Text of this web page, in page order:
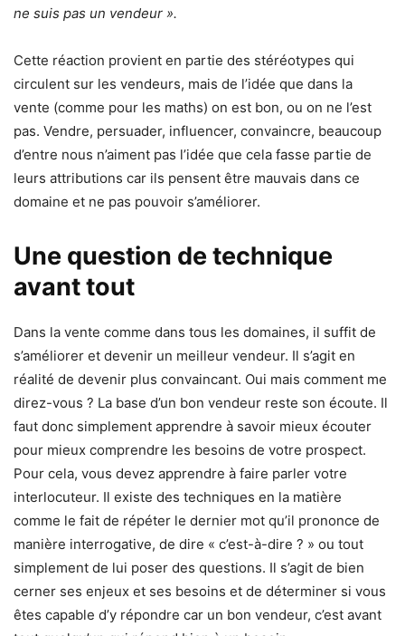
ne suis pas un vendeur ».
Cette réaction provient en partie des stéréotypes qui
circulent sur les vendeurs, mais de l’idée que dans la
vente (comme pour les maths) on est bon, ou on ne l’est
pas. Vendre, persuader, influencer, convaincre, beaucoup
d’entre nous n’aiment pas l’idée que cela fasse partie de
leurs attributions car ils pensent être mauvais dans ce
domaine et ne pas pouvoir s’améliorer.
Une question de technique
avant tout
Dans la vente comme dans tous les domaines, il suffit de
s’améliorer et devenir un meilleur vendeur. Il s’agit en
réalité de devenir plus convaincant. Oui mais comment me
direz-vous ? La base d’un bon vendeur reste son écoute. Il
faut donc simplement apprendre à savoir mieux écouter
pour mieux comprendre les besoins de votre prospect.
Pour cela, vous devez apprendre à faire parler votre
interlocuteur. Il existe des techniques en la matière
comme le fait de répéter le dernier mot qu’il prononce de
manière interrogative, de dire « c’est-à-dire ? » ou tout
simplement de lui poser des questions. Il s’agit de bien
cerner ses enjeux et ses besoins et de déterminer si vous
êtes capable d’y répondre car un bon vendeur, c’est avant